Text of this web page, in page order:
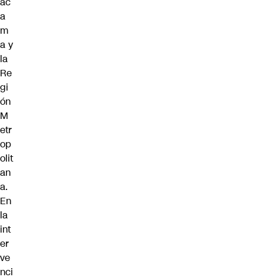
a
m
a y
la
Re
gi
ón
M
etr
op
olit
an
a.
En
la
int
er
ve
nci